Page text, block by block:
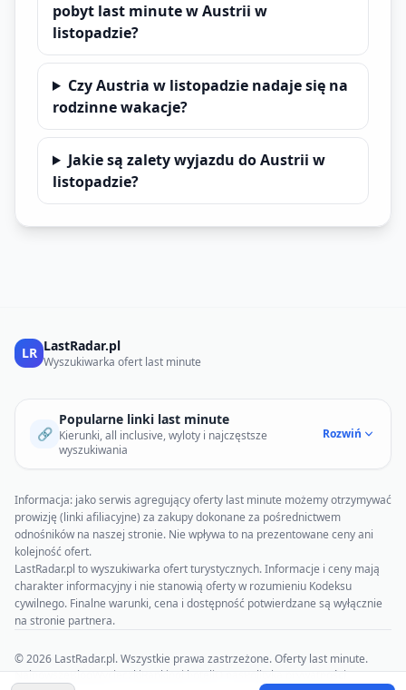
pobyt last minute w Austrii w
listopadzie?
Czy Austria w listopadzie nadaje się na
rodzinne wakacje?
Jakie są zalety wyjazdu do Austrii w
listopadzie?
LR LastRadar.pl
Wyszukiwarka ofert last minute
🔗
Popularne linki last minute
Kierunki, all inclusive, wyloty i najczęstsze
wyszukiwania
Rozwiń
Informacja: jako serwis agregujący oferty last minute możemy otrzymywać
prowizję (linki afiliacyjne) za zakupy dokonane za pośrednictwem
odnośników na naszej stronie. Nie wpływa to na prezentowane ceny ani
kolejność ofert.
LastRadar.pl to wyszukiwarka ofert turystycznych. Informacje i ceny mają
charakter informacyjny i nie stanowią oferty w rozumieniu Kodeksu
cywilnego. Finalne warunki, cena i dostępność potwierdzane są wyłącznie
na stronie partnera.
© 2026 LastRadar.pl. Wszystkie prawa zastrzeżone. Oferty last minute.
NajnowszeBlogWycieczkiRankingi hoteliO nasPolityka prywatności